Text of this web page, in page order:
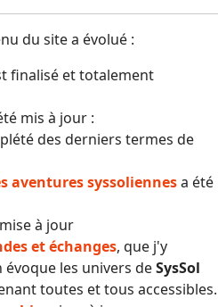
du site a évolué :
finalisé et totalement
mis à jour :
des derniers termes de
aventures syssoliennesa été
à jour
et échanges, que j'y
les univers deSysSol
toutes et tous accessibles.